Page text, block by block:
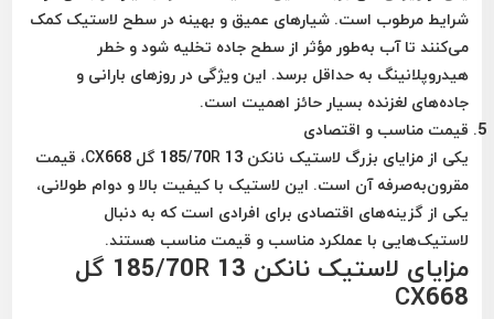
شرایط مرطوب است. شیارهای عمیق و بهینه در سطح لاستیک کمک
می‌کنند تا آب به‌طور مؤثر از سطح جاده تخلیه شود و خطر
هیدروپلانینگ به حداقل برسد. این ویژگی در روزهای بارانی و
جاده‌های لغزنده بسیار حائز اهمیت است.
قیمت مناسب و اقتصادی
یکی از مزایای بزرگ لاستیک نانکن 185/70R 13 گل CX668، قیمت
مقرون‌به‌صرفه آن است. این لاستیک با کیفیت بالا و دوام طولانی،
یکی از گزینه‌های اقتصادی برای افرادی است که به دنبال
لاستیک‌هایی با عملکرد مناسب و قیمت مناسب هستند.
مزایای لاستیک نانکن 185/70R 13 گل
CX668